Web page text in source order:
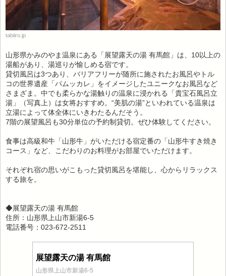
tabiiro.jp
山形県かみのやま温泉にある「展望露天の湯 有馬館」は、10以上の
湯船があり、湯巡りが愉しめる宿です。
貸切風呂は3つあり、バリアフリーが随所に施されたお風呂やトル
コの世界遺産「パムッカレ」をイメージしたユニークなお風呂など
さまざま。中でも柔らかな湯触りの温泉に浸かれる「貴宝石風呂立
湯」（写真上）は女将おすすめ。“美肌の湯”といわれている温泉は
立湯によって体全体にいきわたるんだそう。
7階の展望風呂も30分単位の予約制貸切。ぜひ体験してください。
食事は高級和牛「山形牛」がいただける宿定番の「山形牛すき焼き
コース」など、こだわりのお料理がお部屋でいただけます。
それぞれ宿の思いがこもった貸切風呂を堪能し、心からリラックス
する旅を。
◆展望露天の湯 有馬館
住所：山形県上山市新湯6-5
電話番号：023-672-2511
展望露天の湯 有馬館
山形県上山市新湯6-5